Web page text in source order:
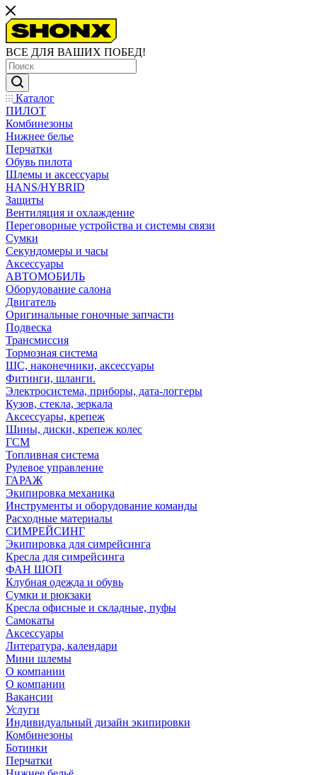
ВСЕ ДЛЯ ВАШИХ ПОБЕД!
Каталог
ПИЛОТ
Комбинезоны
Нижнее белье
Перчатки
Обувь пилота
Шлемы и аксессуары
HANS/HYBRID
Защиты
Вентиляция и охлаждение
Переговорные устройства и системы связи
Сумки
Секундомеры и часы
Аксессуары
АВТОМОБИЛЬ
Оборудование салона
Двигатель
Оригинальные гоночные запчасти
Подвеска
Трансмиссия
Тормозная система
ШС, наконечники, аксессуары
Фитинги, шланги.
Электросистема, приборы, дата-логгеры
Кузов, стекла, зеркала
Аксессуары, крепеж
Шины, диски, крепеж колес
ГСМ
Топливная система
Рулевое управление
ГАРАЖ
Экипировка механика
Инструменты и оборудование команды
Расходные материалы
СИМРЕЙСИНГ
Экипировка для симрейсинга
Кресла для симрейсинга
ФАН ШОП
Клубная одежда и обувь
Сумки и рюкзаки
Кресла офисные и складные, пуфы
Самокаты
Аксессуары
Литература, календари
Мини шлемы
О компании
О компании
Вакансии
Услуги
Индивидуальный дизайн экипировки
Комбинезоны
Ботинки
Перчатки